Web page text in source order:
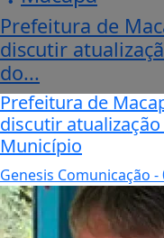
Prefeitura de
discutir
do...
Prefeitura de
discutir
Município
Genesis Comunicação -